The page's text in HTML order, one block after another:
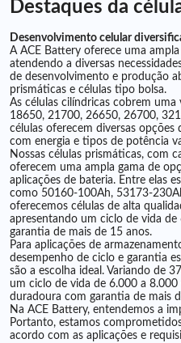
Destaques da
Desenvolvimento celular
A ACE Battery oferece uma
atendendo a diversas
de desenvolvimento e produção
prismáticas e células tipo bolsa.
As células cilíndricas cobrem
18650, 21700, 26650, 26700,
células oferecem diversas opções
com energia e tipos de potência
Nossas células prismáticas, com
oferecem uma ampla gama de
aplicações de bateria. Entre elas
como 50160-100Ah, 53173-
oferecemos células de alta
apresentando um ciclo de vida de
garantia de mais de 15 anos.
Para aplicações de
desempenho de ciclo e garantia
são a escolha ideal. Variando de
um ciclo de vida de 6.000 a
duradoura com garantia de mais
Na ACE Battery, entendemos a
Portanto, estamos
acordo com as aplicações e